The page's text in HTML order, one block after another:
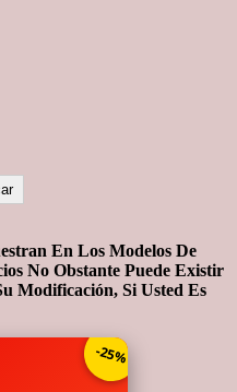
En Los Modelos De
No Obstante Puede Existir
Modificación, Si Usted Es
-25%